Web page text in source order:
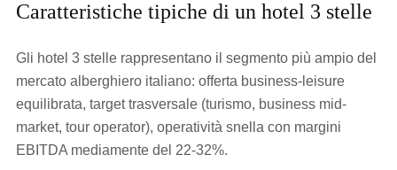
Caratteristiche tipiche di un hotel 3 stelle
Gli hotel 3 stelle rappresentano il segmento più ampio del
mercato alberghiero italiano: offerta business-leisure
equilibrata, target trasversale (turismo, business mid-
market, tour operator), operatività snella con margini
EBITDA mediamente del 22-32%.